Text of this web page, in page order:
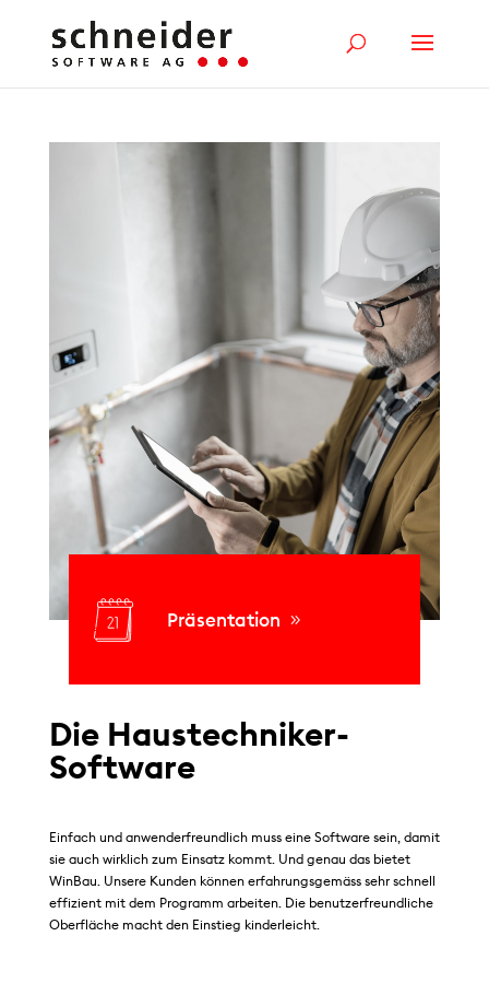
Präsentation
Die Haustechniker-
Software
Einfach und anwenderfreundlich muss eine Software sein, damit
sie auch wirklich zum Einsatz kommt. Und genau das bietet
WinBau. Unsere Kunden können erfahrungsgemäss sehr schnell
effizient mit dem Programm arbeiten. Die benutzerfreundliche
Oberfläche macht den Einstieg kinderleicht.